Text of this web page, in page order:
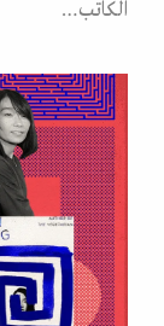
الكاتب…